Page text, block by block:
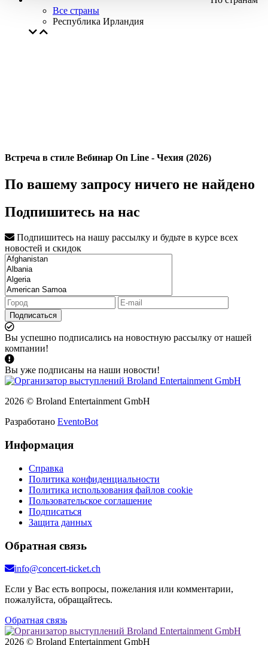
Все страны
Республика Ирландия
Встреча в стиле Вебинар On Line - Чехия (2026)
По вашему запросу ничего не найдено
Подпишитесь на нас
Подпишитесь на нашу рассылку и будьте в курсе всех
новостей и скидок
Подписаться
Вы успешно подписались на новостную рассылку от нашей
компании!
Вы уже подписаны на наши новости!
2026 © Broland Entertainment GmbH
Разработано EventoBot
Информация
Справка
Политика конфиденциальности
Политика использования файлов cookie
Пользовательское соглашение
Подписаться
Защита данных
Обратная связь
info@concert-ticket.ch
Если у Вас есть вопросы, пожелания или комментарии,
пожалуйста, обращайтесь.
Обратная связь
2026 © Broland Entertainment GmbH